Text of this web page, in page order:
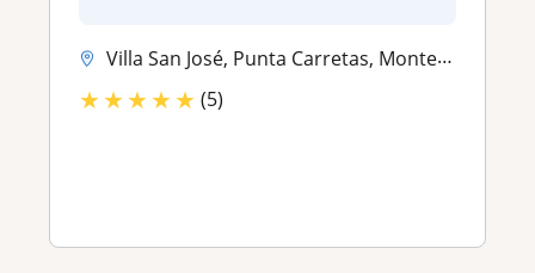
Villa San José, Punta Carretas, Montevideo, Buceo, Lagomar, Shangrila
★★★★★ (5)